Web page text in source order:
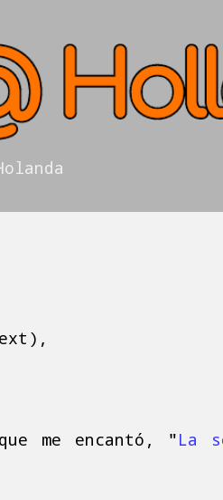
me encantó, "La